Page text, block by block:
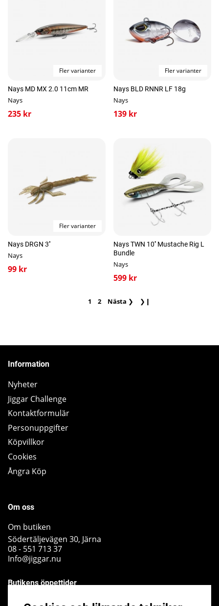
Fler varianter
Nays MD MX 2.0 11cm MR
Nays
235 kr
Fler varianter
Nays BLD RNNR LF 18g
Nays
139 kr
Fler varianter
Nays DRGN 3''
Nays
99 kr
Nays TWN 10'' Mustache Rig L
Bundle
Nays
599 kr
1 2 Nästa ❯ ❯❙
Information
Nyheter
Jiggar Challenge
Kontaktformulär
Personuppgifter
Köpvillkor
Cookies
Ångra Köp
Om oss
Om butiken
Södertäljevägen 30, Järna
08 - 551 713 37
Info@jiggar.nu
Butikens öppettider